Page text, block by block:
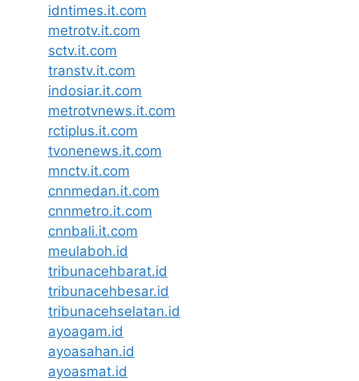
idntimes.it.com
metrotv.it.com
sctv.it.com
transtv.it.com
indosiar.it.com
metrotvnews.it.com
rctiplus.it.com
tvonenews.it.com
mnctv.it.com
cnnmedan.it.com
cnnmetro.it.com
cnnbali.it.com
meulaboh.id
tribunacehbarat.id
tribunacehbesar.id
tribunacehselatan.id
ayoagam.id
ayoasahan.id
ayoasmat.id